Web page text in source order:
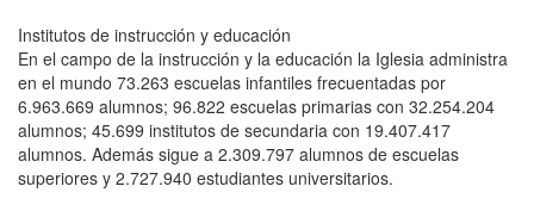
Institutos de instrucción y educación
En el campo de la instrucción y la educación la Iglesia administra
en el mundo 73.263 escuelas infantiles frecuentadas por
6.963.669 alumnos; 96.822 escuelas primarias con 32.254.204
alumnos; 45.699 institutos de secundaria con 19.407.417
alumnos. Además sigue a 2.309.797 alumnos de escuelas
superiores y 2.727.940 estudiantes universitarios.